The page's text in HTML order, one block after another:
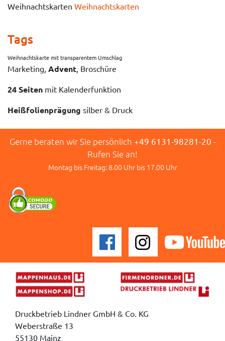
Weihnachtskarten Weihnachtskarten
Tags
Weihnachtskarte mit transparentem Umschlag
Marketing, Advent, Broschüre
24 Seiten mit Kalenderfunktion
Heißfolienprägung silber & Druck
Gerne beraten wir Sie persönlich +49 6131-98281-20 -
Rufen Sie an!
Montag bis Freitag: 8.00 Uhr bis 17.00 Uhr
Druckbetrieb Lindner GmbH & Co. KG
Weberstraße 13
55130 Mainz